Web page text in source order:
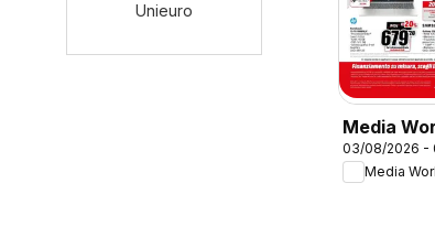
Media
volantino
03/08/2026 -
Media
Unieuro